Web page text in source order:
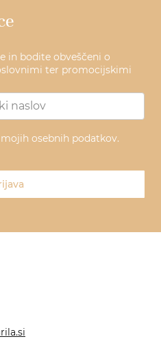
in bodite obveščeni o
ter promocijskimi
osebnih podatkov.